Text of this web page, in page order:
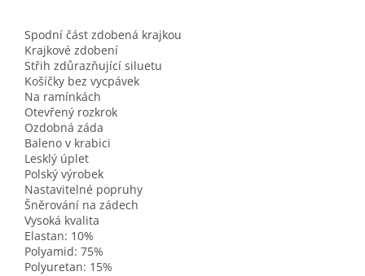
Spodní část zdobená krajkou
Krajkové zdobení
Střih zdůrazňující siluetu
Košíčky bez vycpávek
Na ramínkách
Otevřený rozkrok
Ozdobná záda
Baleno v krabici
Lesklý úplet
Polský výrobek
Nastavitelné popruhy
Šněrování na zádech
Vysoká kvalita
Elastan: 10%
Polyamid: 75%
Polyuretan: 15%